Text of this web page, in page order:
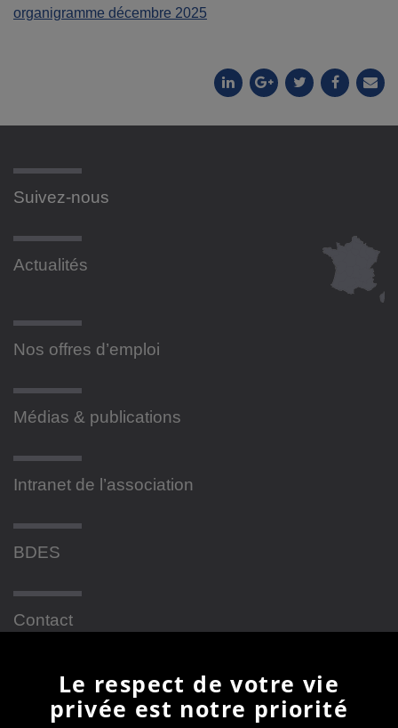
organigramme décembre 2025
Suivez-nous
Actualités
Nos offres d’emploi
Médias & publications
Intranet de l’association
BDES
Contact
Newsletter
Le respect de votre vie
privée est notre priorité